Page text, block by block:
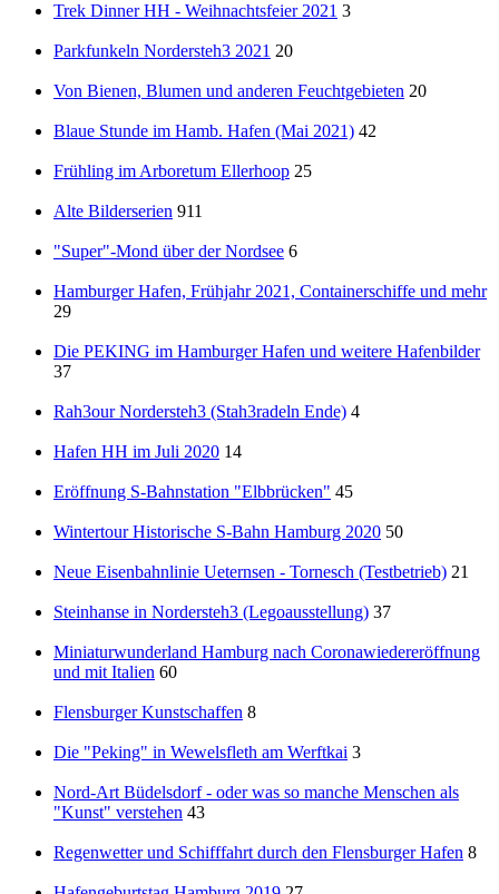
Trek Dinner HH - Weihnachtsfeier 2021 3
Parkfunkeln Nordersteh3 2021 20
Von Bienen, Blumen und anderen Feuchtgebieten 20
Blaue Stunde im Hamb. Hafen (Mai 2021) 42
Frühling im Arboretum Ellerhoop 25
Alte Bilderserien 911
"Super"-Mond über der Nordsee 6
Hamburger Hafen, Frühjahr 2021, Containerschiffe und mehr
29
Die PEKING im Hamburger Hafen und weitere Hafenbilder
37
Rah3our Nordersteh3 (Stah3radeln Ende) 4
Hafen HH im Juli 2020 14
Eröffnung S-Bahnstation "Elbbrücken" 45
Wintertour Historische S-Bahn Hamburg 2020 50
Neue Eisenbahnlinie Ueternsen - Tornesch (Testbetrieb) 21
Steinhanse in Nordersteh3 (Legoausstellung) 37
Miniaturwunderland Hamburg nach Coronawiedereröffnung
und mit Italien 60
Flensburger Kunstschaffen 8
Die "Peking" in Wewelsfleth am Werftkai 3
Nord-Art Büdelsdorf - oder was so manche Menschen als
"Kunst" verstehen 43
Regenwetter und Schifffahrt durch den Flensburger Hafen 8